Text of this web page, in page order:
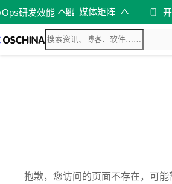
研发效能 媒体矩阵
抱歉，您访问的页面不存在，可